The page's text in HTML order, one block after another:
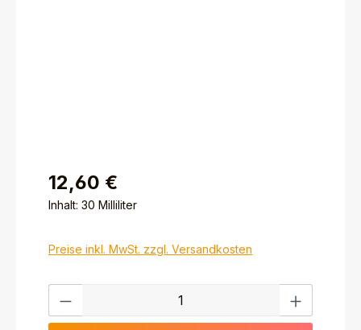
12,60 €
Inhalt: 30 Milliliter
Preise inkl. MwSt. zzgl. Versandkosten
Produkt Anzahl: Gib den gewünschten Wert ein